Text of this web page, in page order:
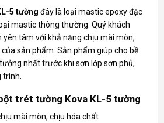
5 tường đây là loại mastic epoxy đặc
mastic thông thường. Quý khách
yên tâm với khả năng chịu mài mòn,
sản phẩm. Sản phẩm giúp cho bề
nhất trước khi sơn lớp sơn phủ,
trét tường Kova KL-5 tường
mài mòn, chịu hóa chất